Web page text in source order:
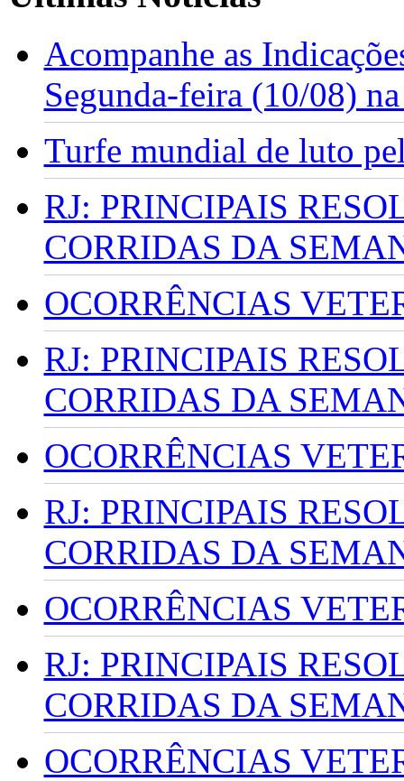
Acompanhe as
Segunda-feira (10/08)
Turfe mundial de luto
RJ: PRINCIPAIS
CORRIDAS DA
OCORRÊNCIAS
RJ: PRINCIPAIS
CORRIDAS DA
OCORRÊNCIAS
RJ: PRINCIPAIS
CORRIDAS DA
OCORRÊNCIAS
RJ: PRINCIPAIS
CORRIDAS DA
OCORRÊNCIAS